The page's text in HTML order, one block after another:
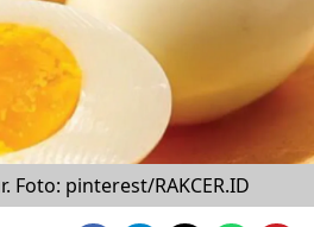
Foto: pinterest/RAKCER.ID